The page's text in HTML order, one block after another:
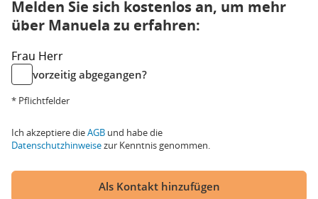
Melden Sie sich kostenlos an, um mehr
über Manuela zu erfahren:
Frau Herr
vorzeitig abgegangen?
* Pflichtfelder
Ich akzeptiere dieAGB und habe die
Datenschutzhinweisezur Kenntnis genommen.
Als Kontakt hinzufügen